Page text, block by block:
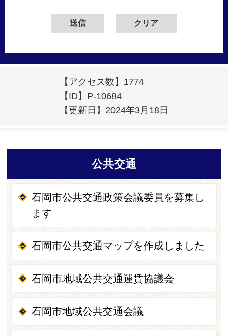
【アクセス数】 1774
【ID】 P-10684
【更新日】 2024年3月18日
公共交通
石岡市公共交通政策会議委員を募集し
ます
石岡市公共交通マップを作成しました
石岡市地域公共交通運賃協議会
石岡市地域公共交通会議